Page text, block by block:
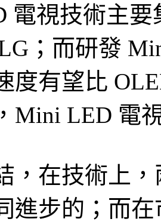
電視技術主
；而研發
度有望比
Mini LED 電
，在技術上
進步的；而